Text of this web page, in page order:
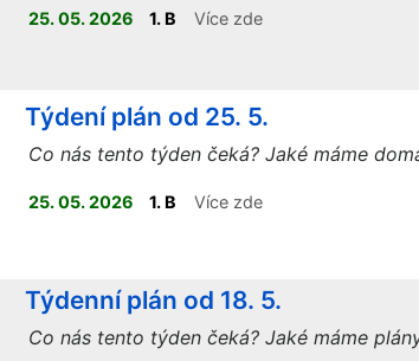
25. 05. 2026 1. B Více zde
Týdení plán od 25. 5.
Co nás tento týden čeká? Jaké máme
25. 05. 2026 1. B Více zde
Týdenní plán od 18. 5.
Co nás tento týden čeká? Jaké máme